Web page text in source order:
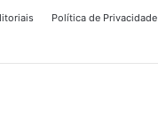
Política de Privacidade